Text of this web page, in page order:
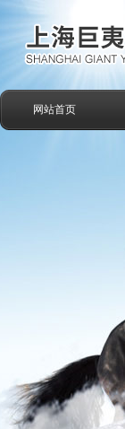
网站首页